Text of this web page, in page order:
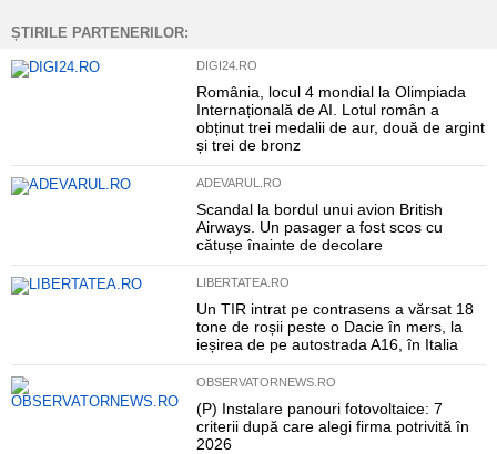
ȘTIRILE PARTENERILOR:
DIGI24.RO
România, locul 4 mondial la Olimpiada
Internațională de AI. Lotul român a
obținut trei medalii de aur, două de argint
și trei de bronz
ADEVARUL.RO
Scandal la bordul unui avion British
Airways. Un pasager a fost scos cu
cătușe înainte de decolare
LIBERTATEA.RO
Un TIR intrat pe contrasens a vărsat 18
tone de roșii peste o Dacie în mers, la
ieșirea de pe autostrada A16, în Italia
OBSERVATORNEWS.RO
(P) Instalare panouri fotovoltaice: 7
criterii după care alegi firma potrivită în
2026